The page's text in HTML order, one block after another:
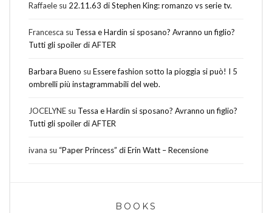
Raffaele su 22.11.63 di Stephen King: romanzo vs serie tv.
Francesca su Tessa e Hardin si sposano? Avranno un figlio?
Tutti gli spoiler di AFTER
Barbara Bueno su Essere fashion sotto la pioggia si può! I 5
ombrelli più instagrammabili del web.
JOCELYNE su Tessa e Hardin si sposano? Avranno un figlio?
Tutti gli spoiler di AFTER
ivana su “Paper Princess” di Erin Watt – Recensione
BOOKS